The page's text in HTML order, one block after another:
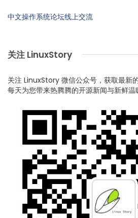
中文操作系统论坛线上交流
关注 LinuxStory
关注 LinuxStory 微信公众号，获取最新
每天为您带来热腾腾的开源新闻与新鲜温